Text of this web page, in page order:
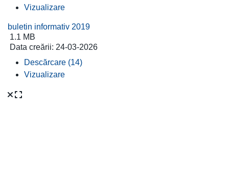
Vizualizare
buletin informativ 2019
1.1 MB
Data creării: 24-03-2026
Descărcare (14)
Vizualizare